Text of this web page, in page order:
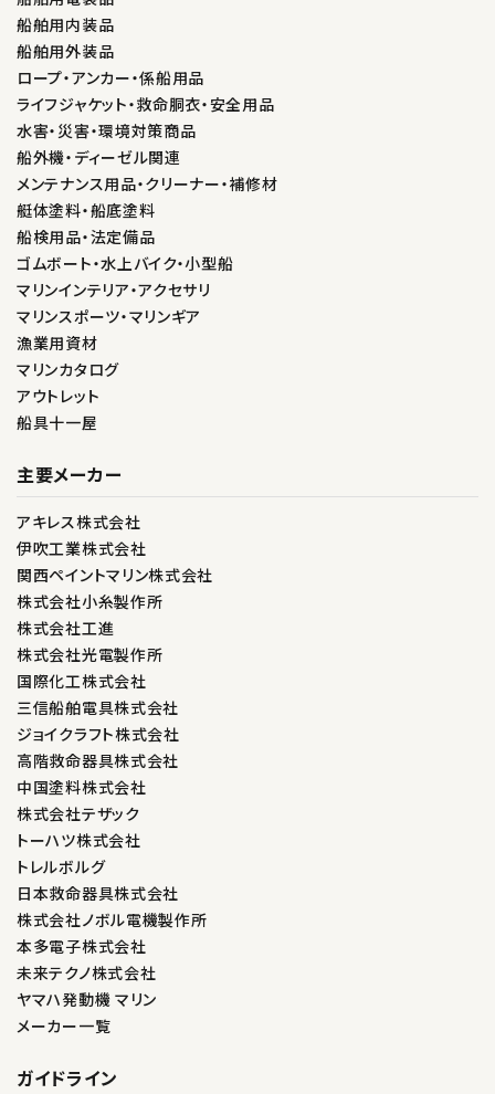
船舶用内装品
船舶用外装品
ロープ・アンカー・係船用品
ライフジャケット・救命胴衣・安全用品
水害・災害・環境対策商品
船外機・ディーゼル関連
メンテナンス用品・クリーナー・補修材
艇体塗料・船底塗料
船検用品・法定備品
ゴムボート・水上バイク・小型船
マリンインテリア・アクセサリ
マリンスポーツ・マリンギア
漁業用資材
マリンカタログ
アウトレット
船具十一屋
主要メーカー
アキレス株式会社
伊吹工業株式会社
関西ペイントマリン株式会社
株式会社小糸製作所
株式会社工進
株式会社光電製作所
国際化工株式会社
三信船舶電具株式会社
ジョイクラフト株式会社
高階救命器具株式会社
中国塗料株式会社
株式会社テザック
トーハツ株式会社
トレルボルグ
日本救命器具株式会社
株式会社ノボル電機製作所
本多電子株式会社
未来テクノ株式会社
ヤマハ発動機 マリン
メーカー一覧
ガイドライン